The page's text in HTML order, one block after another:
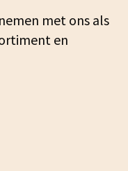
met ons als
en